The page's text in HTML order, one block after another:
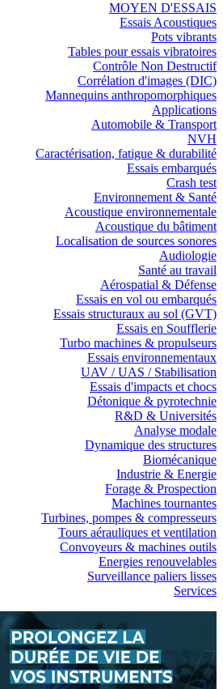
MOYEN D'ESSAIS
Essais Acoustiques
Pots vibrants
Tables pour essais vibratoires
Contrôle Non Destructif
Corrélation d'images (DIC)
Mannequins anthropomorphiques
Applications
Automobile & Transport
NVH
Caractérisation, fatigue & durabilité
Essais embarqués
Crash test
Environnement & Santé
Acoustique environnementale
Acoustique du bâtiment
Localisation de sources sonores
Audiologie
Santé au travail
Aérospatial & Défense
Essais en vol ou embarqués
Essais structuraux au sol (GVT)
Essais en Soufflerie
Turbo machines & propulseurs
Essais environnementaux
UAV / UAS / Stabilisation
Essais d'impacts et chocs
Détonique & pyrotechnie
R&D & Universités
Analyse modale
Dynamique des structures
Biomécanique
Industrie & Energie
Forage & Prospection
Machines tournantes
Turbines, pompes & compresseurs
Tours aérauliques et ventilation
Convoyeurs & machines outils
Energies renouvelables
Surveillance paliers lisses
Services